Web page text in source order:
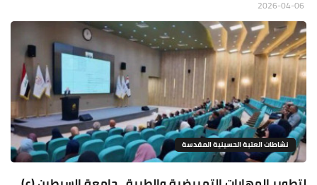
نشاطات العتبة الحسينية المقدسة